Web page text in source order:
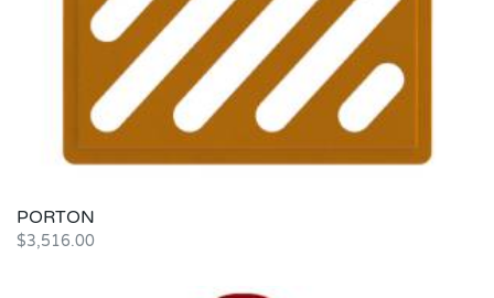
PORTON
$3,516.00